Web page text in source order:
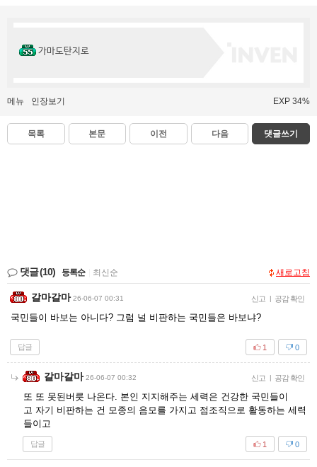
가마도탄지로
메뉴 인장보기 EXP 34%
목록 본문 이전 다음 댓글쓰기
댓글(10) 등록순 최신순 새로고침
갈마갈마 26-06-07 00:31 신고 | 공감 확인
국민들이 바보는 아니다? 그럼 널 비판하는 국민들은 바보냐?
답글 0
1
갈마갈마 26-06-07 00:32 신고 | 공감 확인
또 또 못된버릇 나온다. 본인 지지해주는 세력은 건강한 국민들이
고 자기 비판하는 건 모종의 음모를 가지고 점조직으로 활동하는 세력
들이고
답글 0
1